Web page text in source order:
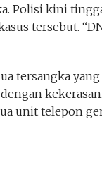
Polisi kini
tersebut.
tersangka
unit telepon